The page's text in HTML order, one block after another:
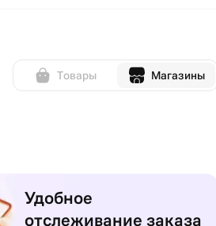
Товары Магазины
Удобное